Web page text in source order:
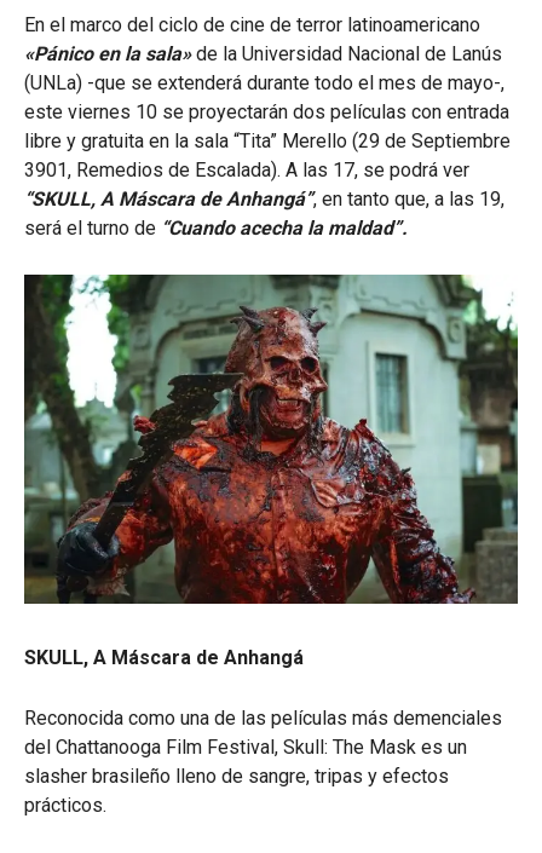
En el marco del ciclo de cine de terror latinoamericano
«Pánico en la sala»de la Universidad Nacional de Lanús
(UNLa) -que se extenderá durante todo el mes de mayo-,
este viernes 10 se proyectarán dos películas con entrada
libre y gratuita en la sala “Tita” Merello (29 de Septiembre
3901, Remedios de Escalada). A las 17, se podrá ver
“SKULL, A Máscara de Anhangá”, en tanto que, a las 19,
será el turno de “Cuando acecha la maldad”.
SKULL, A Máscara de Anhangá
Reconocida como una de las películas más demenciales
del Chattanooga Film Festival, Skull: The Mask es un
slasher brasileño lleno de sangre, tripas y efectos
prácticos.